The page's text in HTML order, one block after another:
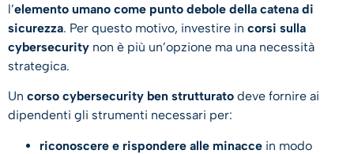
l’elemento umano come punto debole della catena di
sicurezza. Per questo motivo, investire in corsi sulla
cybersecurity non è più un’opzione ma una necessità
strategica.
Un corso cybersecurity ben strutturato deve fornire ai
dipendenti gli strumenti necessari per:
riconoscere e rispondere alle minacce in modo